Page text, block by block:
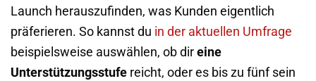
Launch herauszufinden, was Kunden eigentlich
präferieren. So kannst du in der aktuellen Umfrage
beispielsweise auswählen, ob dir eine
Unterstützungsstufe reicht, oder es bis zu fünf sein